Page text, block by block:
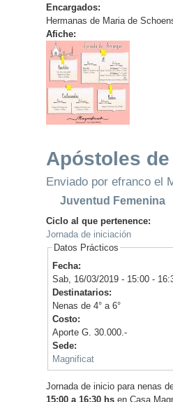
Encargados:
Hermanas de Maria de
Afiche:
Apóstoles
Enviado por efranco el
Juventud Femenina
Ciclo al que pertenence:
Jornada de iniciación
Datos Prácticos
Fecha:
Sab, 16/03/2019 - 15:00 -
Destinatarios:
Nenas de 4° a 6°
Costo:
Aporte G. 30.000.-
Sede:
Magnificat
Jornada de inicio para nenas
15:00 a 16:30 hsen Casa